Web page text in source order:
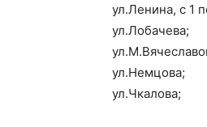
ул.Ленина, с 1
ул.Лобачева;
ул.Немцова;
ул.Чкалова;